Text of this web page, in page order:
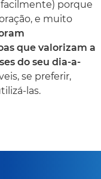
porque
e muito
que valorizam a
do seu dia-a-
se preferir,
las.